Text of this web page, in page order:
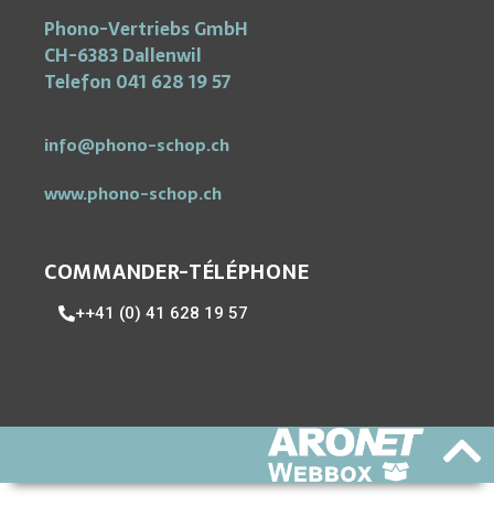
Phono-Vertriebs GmbH
CH-6383 Dallenwil
Telefon 041 628 19 57
info@phono-schop.ch
www.phono-schop.ch
COMMANDER-TÉLÉPHONE
++41 (0) 41 628 19 57